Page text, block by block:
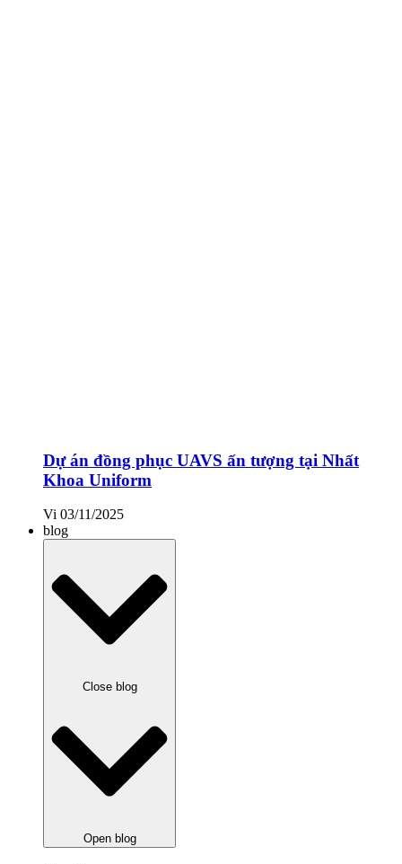
Dự án đồng phục UAVS ấn tượng tại Nhất
Khoa Uniform
Vi 03/11/2025
blog
Close blog
Open blog